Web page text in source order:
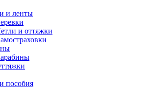
и ленты
и оттяжки
пособия